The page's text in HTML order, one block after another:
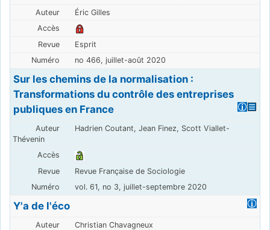
Éric Gilles
Esprit
no 466, juillet-août 2020
Sur les chemins de la normalisation :
Transformations du contrôle des entreprises
publiques en France
Hadrien Coutant, Jean Finez, Scott Viallet-
Thévenin
Revue Française de Sociologie
vol. 61, no 3, juillet-septembre 2020
Y'a de l'éco
Christian Chavagneux